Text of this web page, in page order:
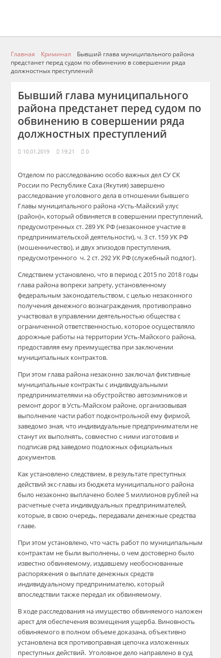
Главная Криминал
Бывший глава муниципального района
предстанет перед судом по обвинению в совершении ряда
должностных преступлений
Бывший глава муниципального
района предстанет перед судом по
обвинению в совершении ряда
должностных преступлений
10.01.2019 19:21 0
Отделом по расследованию особо важных дел СУ СК
России по Республике Саха (Якутия) завершено
расследование уголовного дела в отношении бывшего
Главы муниципального района «Усть-Майский улус
(район)», который обвиняется в совершении преступлений,
предусмотренных ст. 289 УК РФ (незаконное участие в
предпринимательской деятельности), ч. 3 ст. 159 УК РФ
(мошенничество), и двух эпизодов преступления,
предусмотренного ч. 2 ст. 292 УК РФ (служебный подлог).
Следствием установлено, что в период с 2015 по 2018 годы
глава района вопреки запрету, установленному
федеральным законодательством, с целью незаконного
получения денежного вознаграждения, противоправно
участвовал в управлении деятельностью общества с
ограниченной ответственностью, которое осуществляло
дорожные работы на территории Усть-Майского района,
предоставляя ему преимущества при заключении
муниципальных контрактов.
При этом глава района незаконно заключал фиктивные
муниципальные контракты с индивидуальными
предпринимателями на обустройство автозимников и
ремонт дорог в Усть-Майском районе, организовывая
выполнение части работ подконтрольной ему фирмой,
заведомо зная, что индивидуальные предприниматели не
станут их выполнять, совместно с ними изготовив и
подписав ряд заведомо подложных официальных
документов.
Как установлено следствием, в результате преступных
действий экс-главы из бюджета муниципального района
было незаконно выплачено более 5 миллионов рублей на
расчетные счета индивидуальных предпринимателей,
которые, в свою очередь, передавали денежные средства
главе.
При этом установлено, что часть работ по муниципальным
контрактам не были выполнены, о чем достоверно было
известно обвиняемому, издавшему необоснованные
распоряжения о выплате денежных средств
индивидуальному предпринимателю, который
впоследствии также передал их обвиняемому.
В ходе расследования на имущество обвиняемого наложен
арест для обеспечения возмещения ущерба. Виновность
обвиняемого в полном объеме доказана, объективно
установлена вся противоправная цепочка изложенных
преступных действий. Уголовное дело направлено в суд